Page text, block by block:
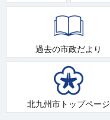
過去の市政だより
北九州市トップページ